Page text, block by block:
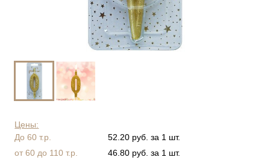
Цены:
До 60 т.р.
52.20 руб. за 1 шт.
от 60 до 110 т.р.
46.80 руб. за 1 шт.